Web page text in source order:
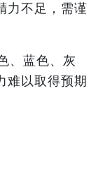
力不足，需谨
、蓝色、灰
难以取得预期